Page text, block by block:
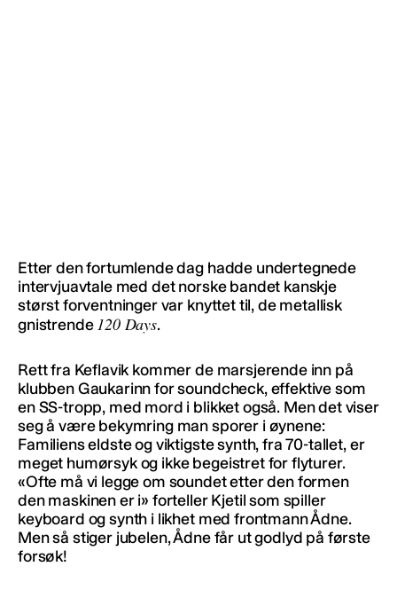
Etter den fortumlende dag hadde undertegnede
intervjuavtale med det norske bandet kanskje
størst forventninger var knyttet til, de metallisk
gnistrende120 Days.
Rett fra Keflavik kommer de marsjerende inn på
klubben Gaukarinn for soundcheck, effektive som
en SS-tropp, med mord i blikket også. Men det viser
seg å være bekymring man sporer i øynene:
Familiens eldste og viktigste synth, fra 70-tallet, er
meget humørsyk og ikke begeistret for flyturer.
«Ofte må vi legge om soundet etter den formen
den maskinen er i» forteller Kjetil som spiller
keyboard og synth i likhet med frontmann Ådne.
Men så stiger jubelen, Ådne får ut godlyd på første
forsøk!